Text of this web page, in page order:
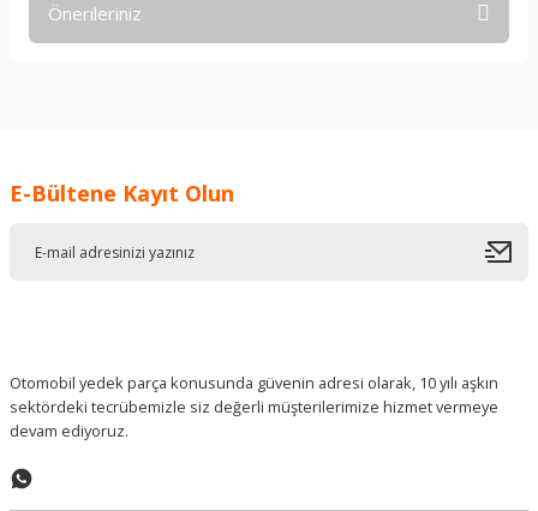
Önerileriniz
Ürün resmi kalitesiz, bozuk veya görüntülenemiyor.
E-Bültene Kayıt Olun
Otomobil yedek parça konusunda güvenin adresi olarak, 10 yılı aşkın
sektördeki tecrübemizle siz değerli müşterilerimize hizmet vermeye
devam ediyoruz.